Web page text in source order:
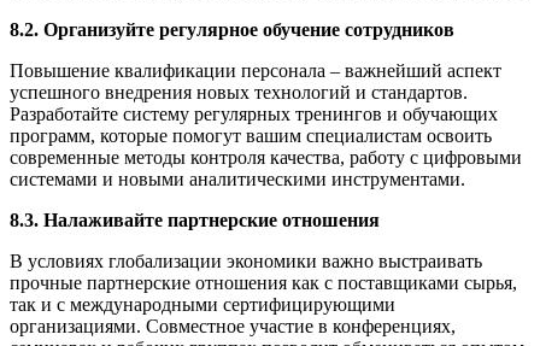
8.2. Организуйте регулярное обучение сотрудников
Повышение квалификации персонала – важнейший аспект
успешного внедрения новых технологий и стандартов.
Разработайте систему регулярных тренингов и обучающих
программ, которые помогут вашим специалистам освоить
современные методы контроля качества, работу с цифровыми
системами и новыми аналитическими инструментами.
8.3. Налаживайте партнерские отношения
В условиях глобализации экономики важно выстраивать
прочные партнерские отношения как с поставщиками сырья,
так и с международными сертифицирующими
организациями. Совместное участие в конференциях,